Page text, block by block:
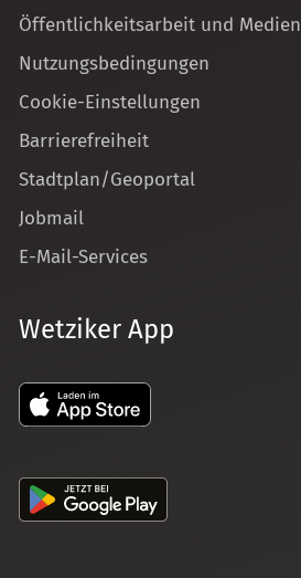
Öffentlichkeitsarbeit und Medien
Nutzungsbedingungen
Cookie-Einstellungen
Barrierefreiheit
Stadtplan/Geoportal
Jobmail
E-Mail-Services
Wetziker App